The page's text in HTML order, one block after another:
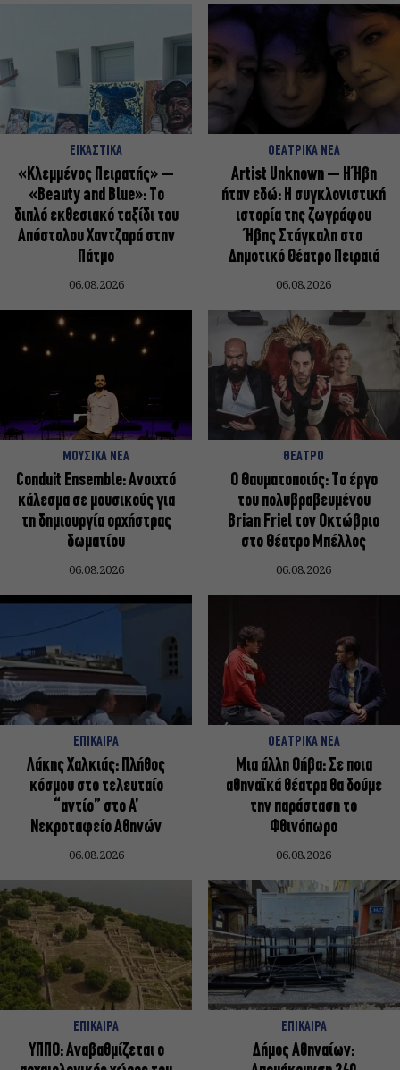
ΕΙΚΑΣΤΙΚΑ
«Κλεμμένος Πειρατής» –
«Beauty and Blue»: Το
διπλό εκθεσιακό ταξίδι του
Απόστολου Χαντζαρά στην
Πάτμο
06.08.2026
ΘΕΑΤΡΙΚΑ ΝΕΑ
Artist Unknown – Η Ήβη
ήταν εδώ: Η συγκλονιστική
ιστορία της ζωγράφου
Ήβης Στάγκαλη στο
Δημοτικό Θέατρο Πειραιά
06.08.2026
ΜΟΥΣΙΚΑ ΝΕΑ
Conduit Ensemble: Ανοιχτό
κάλεσμα σε μουσικούς για
τη δημιουργία ορχήστρας
δωματίου
06.08.2026
ΘΕΑΤΡΟ
Ο Θαυματοποιός: Το έργο
του πολυβραβευμένου
Brian Friel τον Οκτώβριο
στο Θέατρο Μπέλλος
06.08.2026
ΕΠΙΚΑΙΡΑ
Λάκης Χαλκιάς: Πλήθος
κόσμου στο τελευταίο
“αντίο” στο Α’
Νεκροταφείο Αθηνών
06.08.2026
ΘΕΑΤΡΙΚΑ ΝΕΑ
Μια άλλη Θήβα: Σε ποια
αθηναϊκά θέατρα θα δούμε
την παράσταση το
Φθινόπωρο
06.08.2026
ΕΠΙΚΑΙΡΑ
ΥΠΠΟ: Αναβαθμίζεται ο
ΕΠΙΚΑΙΡΑ
Δήμος Αθηναίων: